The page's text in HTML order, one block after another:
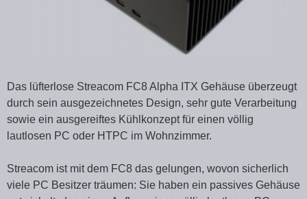
Das lüfterlose Streacom FC8 Alpha ITX Gehäuse überzeugt
durch sein ausgezeichnetes Design, sehr gute Verarbeitung
sowie ein ausgereiftes Kühlkonzept für einen völlig
lautlosen PC oder HTPC im Wohnzimmer.
Streacom ist mit dem FC8 das gelungen, wovon sicherlich
viele PC Besitzer träumen: Sie haben ein passives Gehäuse